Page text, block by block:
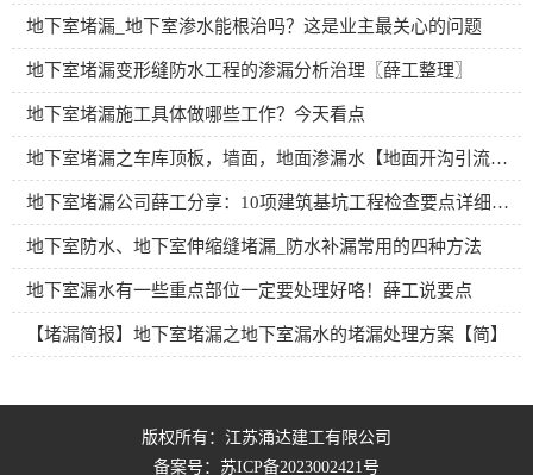
地下室堵漏_地下室渗水能根治吗？这是业主最关心的问题
地下室堵漏变形缝防水工程的渗漏分析治理〖薛工整理〗
地下室堵漏施工具体做哪些工作？今天看点
地下室堵漏之车库顶板，墙面，地面渗漏水【地面开沟引流施工方案】
地下室堵漏公司薛工分享：10项建筑基坑工程检查要点详细图解
地下室防水、地下室伸缩缝堵漏_防水补漏常用的四种方法
地下室漏水有一些重点部位一定要处理好咯！薛工说要点
【堵漏简报】地下室堵漏之地下室漏水的堵漏处理方案【简】
版权所有：江苏涌达建工有限公司
备案号： 苏ICP备2023002421号